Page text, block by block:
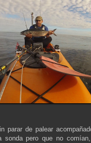
parar de palear
sonda pero que no